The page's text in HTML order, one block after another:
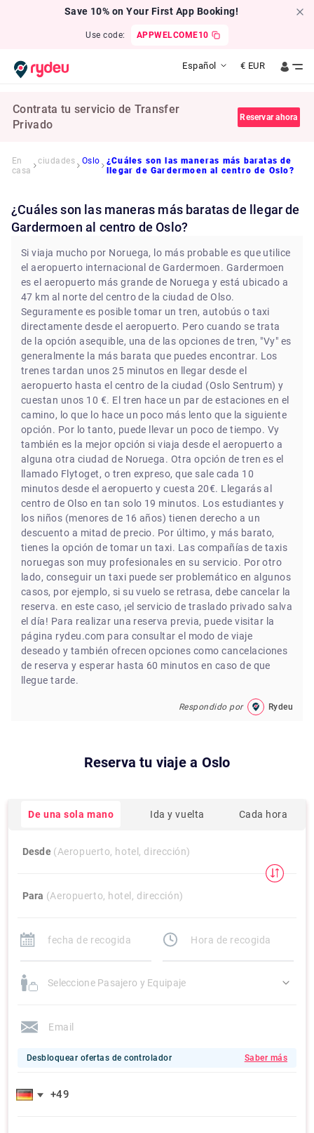
Save 10% on Your First App Booking!
Use code: APPWELCOME10
Español € EUR
Contrata tu servicio de Transfer
Privado
Reservar ahora
En
casa
ciudades Oslo
¿Cuáles son las maneras más baratas de
llegar de Gardermoen al centro de Oslo?
¿Cuáles son las maneras más baratas de llegar de
Gardermoen al centro de Oslo?
Si viaja mucho por Noruega, lo más probable es que utilice
el aeropuerto internacional de Gardermoen. Gardermoen
es el aeropuerto más grande de Noruega y está ubicado a
47 km al norte del centro de la ciudad de Olso.
Seguramente es posible tomar un tren, autobús o taxi
directamente desde el aeropuerto. Pero cuando se trata
de la opción asequible, una de las opciones de tren, "Vy" es
generalmente la más barata que puedes encontrar. Los
trenes tardan unos 25 minutos en llegar desde el
aeropuerto hasta el centro de la ciudad (Oslo Sentrum) y
cuestan unos 10 €. El tren hace un par de estaciones en el
camino, lo que lo hace un poco más lento que la siguiente
opción. Por lo tanto, puede llevar un poco de tiempo. Vy
también es la mejor opción si viaja desde el aeropuerto a
alguna otra ciudad de Noruega. Otra opción de tren es el
llamado Flytoget, o tren expreso, que sale cada 10
minutos desde el aeropuerto y cuesta 20€. Llegarás al
centro de Olso en tan solo 19 minutos. Los estudiantes y
los niños (menores de 16 años) tienen derecho a un
descuento a mitad de precio. Por último, y más barato,
tienes la opción de tomar un taxi. Las compañías de taxis
noruegas son muy profesionales en su servicio. Por otro
lado, conseguir un taxi puede ser problemático en algunos
casos, por ejemplo, si su vuelo se retrasa, debe cancelar la
reserva. en este caso, ¡el servicio de traslado privado salva
el día! Para realizar una reserva previa, puede visitar la
página rydeu.com para consultar el modo de viaje
deseado y también ofrecen opciones como cancelaciones
de reserva y esperar hasta 60 minutos en caso de que
llegue tarde.
Respondido por Rydeu
Reserva tu viaje a Oslo
De una sola mano Ida y vuelta Cada hora
Desde (Aeropuerto, hotel, dirección)
Para (Aeropuerto, hotel, dirección)
Seleccione Pasajero y Equipaje
Desbloquear ofertas de controlador Saber más